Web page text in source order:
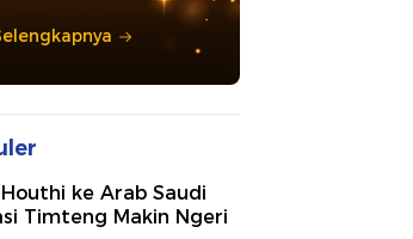
ke Arab Saudi
Timteng Makin Ngeri